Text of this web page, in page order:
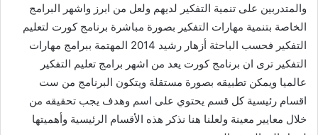
والمتدربين على تنمية التفكير لديهم ولعل من ابرز واشهر البرامج
الخاصة بتنمية مهارات التفكير بصورة مباشرة برنامج كورت لتعليم
التفكير فحسب الباحثة أزهار رشيد 2014 المهتمة ببرامج مهارات
التفكير ترى ان برنامج كورت يعد من اشهر برامج تعليم التفكير
عالميا ويمكن تطبيقه بصورة مستقلة ويتكون البرنامج من ست
اقسام رئيسية كل قسم يحتوي على اسم وهدف يجب تحقيقه من
خلال معايير معينة ولعلنا هنا نذكر هذه الأقسام الرئيسية وأهميتها